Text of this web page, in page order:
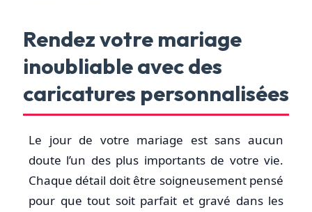
Rendez votre mariage
inoubliable avec des
caricatures personnalisées
Le jour de votre mariage est sans aucun
doute l’un des plus importants de votre vie.
Chaque détail doit être soigneusement pensé
pour que tout soit parfait et gravé dans les